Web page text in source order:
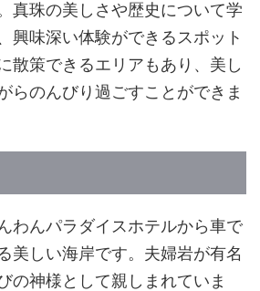
真珠の美しさや歴史について学
興味深い体験ができるスポット
散策できるエリアもあり、美し
らのんびり過ごすことができま
わんパラダイスホテルから車で
美しい海岸です。夫婦岩が有名
の神様として親しまれていま